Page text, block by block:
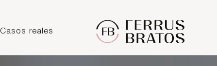
Casos reales